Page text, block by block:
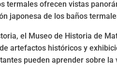
termales ofrecen vistas
japonesa de los baños
el Museo de Historia de
artefactos históricos y
pueden aprender sobre